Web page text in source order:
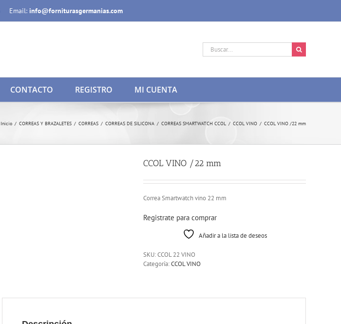
Email: info@forniturasgermanias.com
Buscar:
CONTACTO REGISTRO MI CUENTA
Inicio / CORREAS Y BRAZALETES / CORREAS / CORREAS DE SILICONA / CORREAS SMARTWATCH CCOL / CCOL VINO / CCOL VINO /22 mm
CCOL VINO /22 mm
Correa Smartwatch vino 22 mm
Registrate para comprar
Añadir a la lista de deseos
SKU:CCOL 22 VINO
Categoría:CCOL VINO